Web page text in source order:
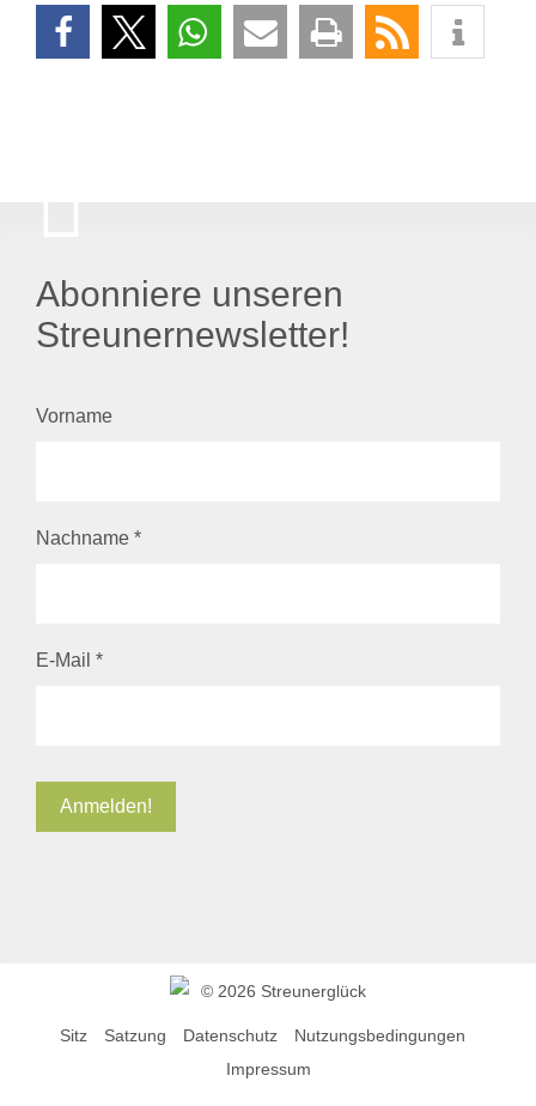
Abonniere unseren
Streunernewsletter!
Vorname
Nachname *
E-Mail *
© 2026 Streunerglück
Sitz Satzung Datenschutz
Nutzungsbedingungen
Impressum